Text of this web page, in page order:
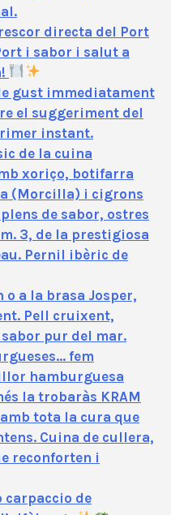
directa del Port
i sabor i salut a
gust immediatament
el suggeriment del
instant.
de la cuina
xoriço, botifarra
(Morcilla) i cigrons
de sabor, ostres
3, de la prestigiosa
Pernil ibèric de
a la brasa Josper,
Pell cruixent,
pur del mar.
fem
hamburguesa
la trobaràs KRAM
tota la cura que
Cuina de cullera,
reconforten i
carpaccio de